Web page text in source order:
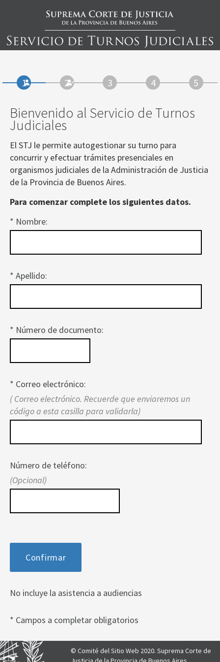
Bienvenido al Servicio de Turnos
Judiciales
El STJ le permite autogestionar su turno para
concurrir y efectuar trámites presenciales en
organismos judiciales de la Administración de Justicia
de la Provincia de Buenos Aires.
Para comenzar complete los siguientes datos.
* Nombre:
* Apellido:
* Número de documento:
* Correo electrónico:
( Correo electrónico. Recuerde que enviaremos un
código a esta casilla para validarla)
Número de teléfono:
(Opcional)
No incluye la asistencia a audiencias
* Campos a completar obligatorios
© Comité del Sitio Web 2020. Suprema Corte de